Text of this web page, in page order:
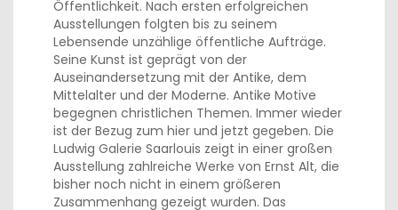
Öffentlichkeit. Nach ersten erfolgreichen
Ausstellungen folgten bis zu seinem
Lebensende unzählige öffentliche Aufträge.
Seine Kunst ist geprägt von der
Auseinandersetzung mit der Antike, dem
Mittelalter und der Moderne. Antike Motive
begegnen christlichen Themen. Immer wieder
ist der Bezug zum hier und jetzt gegeben. Die
Ludwig Galerie Saarlouis zeigt in einer großen
Ausstellung zahlreiche Werke von Ernst Alt, die
bisher noch nicht in einem größeren
Zusammenhang gezeigt wurden. Das